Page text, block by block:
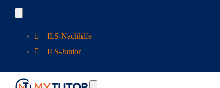
Navigation
ILS-Nachhilfe
ILS-Junior